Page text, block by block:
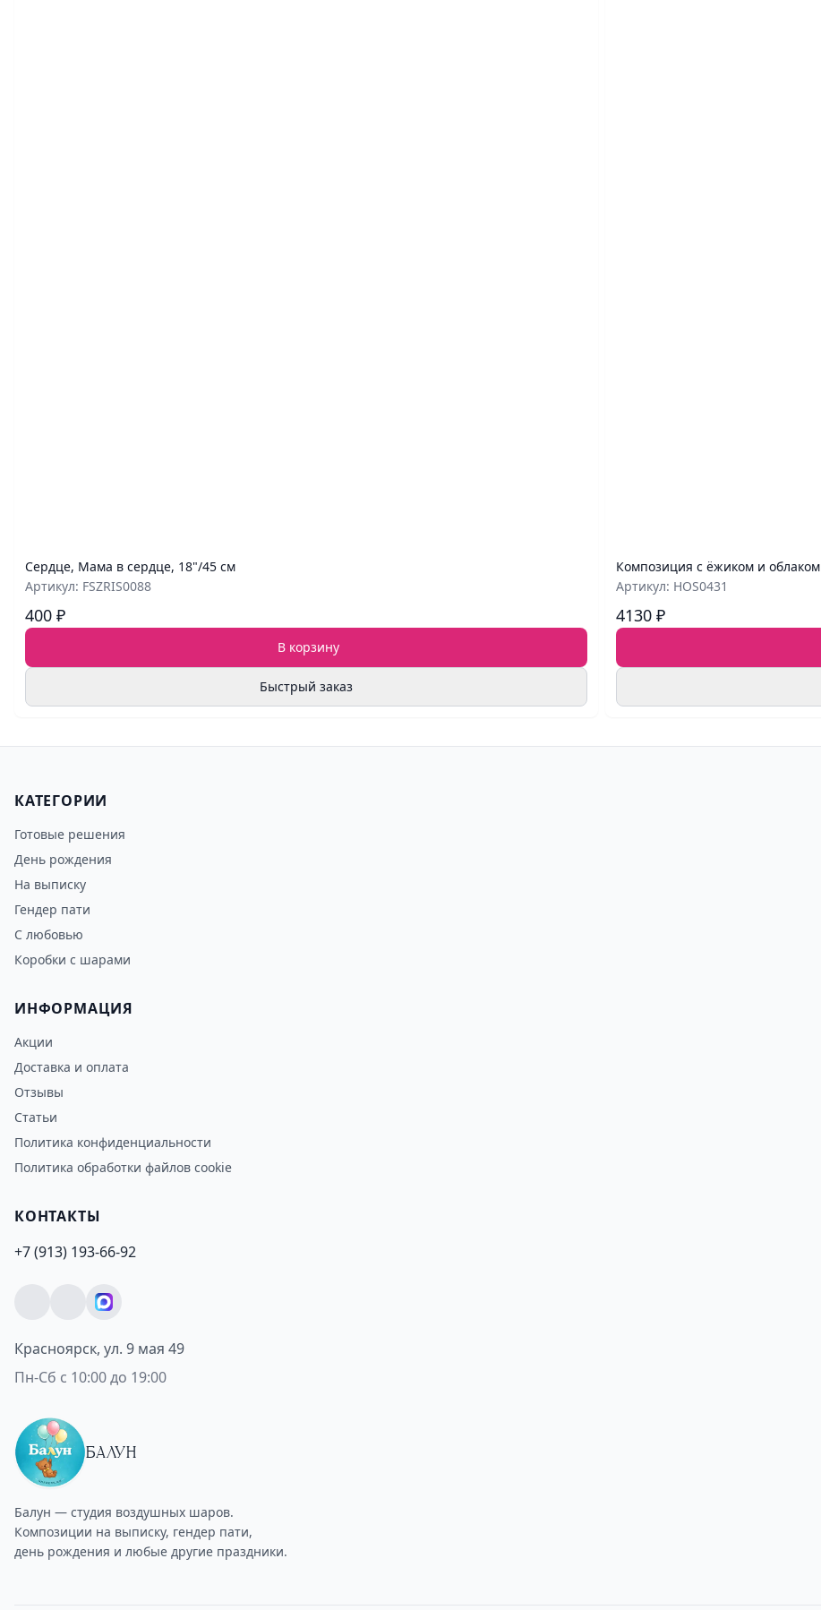
Сердце, Мама в сердце, 18"/45 см
Артикул: FSZRIS0088
400 ₽
В корзину
Быстрый заказ
Композиция с ёжиком и облаком
Артикул: HOS0431
4130 ₽
КАТЕГОРИИ
Готовые решения
День рождения
На выписку
Гендер пати
С любовью
Коробки с шарами
ИНФОРМАЦИЯ
Акции
Доставка и оплата
Отзывы
Статьи
Политика конфиденциальности
Политика обработки файлов cookie
КОНТАКТЫ
+7 (913) 193-66-92
Красноярск, ул. 9 мая 49
Пн-Сб с 10:00 до 19:00
БАЛУН
Балун — студия воздушных шаров.
Композиции на выписку, гендер пати,
день рождения и любые другие праздники.